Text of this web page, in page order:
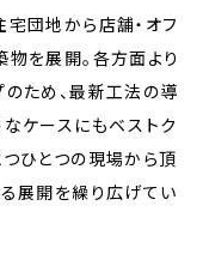
団地から店舗・オフ
を展開。各方面より
ため、最新工法の導
ケースにもベストク
ひとつの現場から頂
展開を繰り広げてい